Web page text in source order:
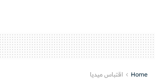
Home اقتباس ميديا